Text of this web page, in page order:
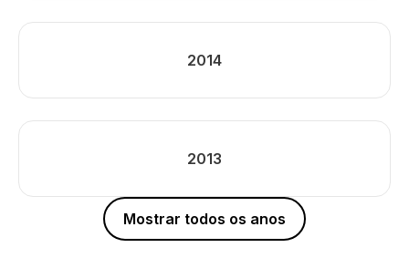
2014
2013
Mostrar todos os anos